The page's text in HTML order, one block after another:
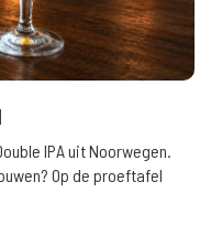
IPA uit Noorwegen.
Op de proeftafel